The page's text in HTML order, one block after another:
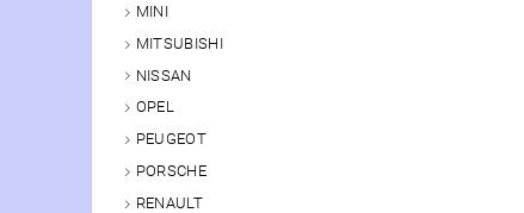
MINI
MITSUBISHI
NISSAN
OPEL
PEUGEOT
PORSCHE
RENAULT